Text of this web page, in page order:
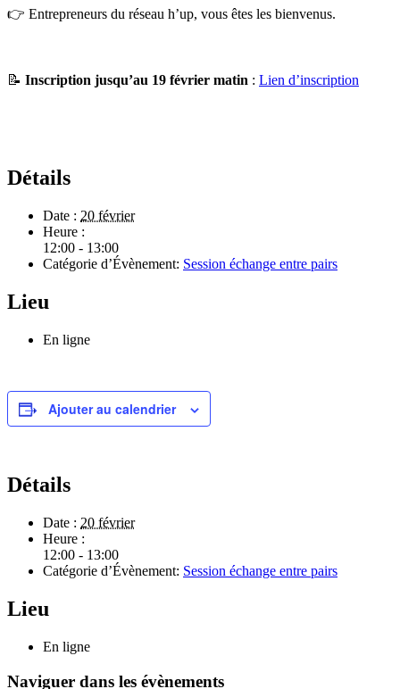
👉 Entrepreneurs du réseau h’up, vous êtes les bienvenus.
📝 Inscription jusqu’au 19 février matin : Lien d’inscription
Détails
Date : 20 février
Heure :
12:00 - 13:00
Catégorie d’Évènement: Session échange entre pairs
Lieu
En ligne
Ajouter au calendrier
Détails
Date : 20 février
Heure :
12:00 - 13:00
Catégorie d’Évènement: Session échange entre pairs
Lieu
En ligne
Naviguer dans les évènements